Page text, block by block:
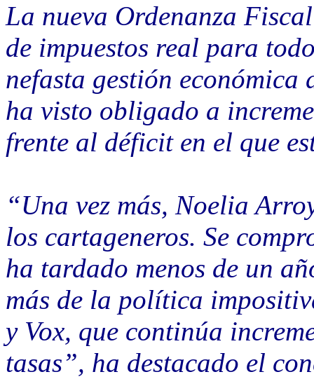
La nueva Ordenanza
de impuestos real para
nefasta gestión económica
ha visto obligado a
frente al déficit en el que
“Una vez más, Noelia
los cartageneros. Se
ha tardado menos de un
más de la política
y Vox, que continúa
tasas”, ha destacado el